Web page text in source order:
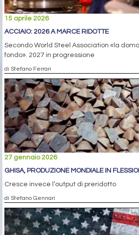
15 aprile 2026
ACCIAIO: 2026 A MARCE RIDOTTE
Secondo World Steel Association «la
fondo». 2027 in progressione
di Stefano Ferrari
27 gennaio 2026
GHISA, PRODUZIONE MONDIALE IN
Cresce invece l’output di preridotto
di Stefano Gennari